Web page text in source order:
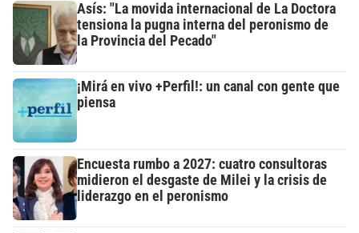
Asís: "La movida internacional de La Doctora
tensiona la pugna interna del peronismo de
la Provincia del Pecado"
¡Mirá en vivo +Perfil!: un canal con gente que
piensa
Encuesta rumbo a 2027: cuatro consultoras
midieron el desgaste de Milei y la crisis de
liderazgo en el peronismo